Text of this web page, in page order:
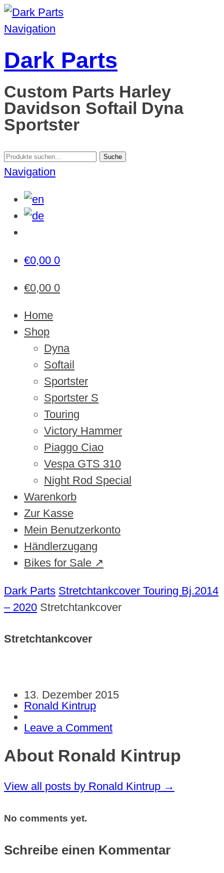
Navigation
Dark Parts
Custom Parts Harley
Davidson Softail Dyna
Sportster
Suche
nach:
Suche
Navigation
€0,00 0
€0,00 0
Home
Shop
Dyna
Softail
Sportster
Sportster S
Touring
Victory Hammer
Piaggo Ciao
Vespa GTS 310
Night Rod Special
Warenkorb
Zur Kasse
Mein Benutzerkonto
Händlerzugang
Bikes for Sale ↗
Dark Parts Stretchtankcover Touring Bj.2014
– 2020 Stretchtankcover
Stretchtankcover
13. Dezember 2015
Ronald Kintrup
Leave a Comment
About Ronald Kintrup
View all posts by Ronald Kintrup →
No comments yet.
Schreibe einen Kommentar